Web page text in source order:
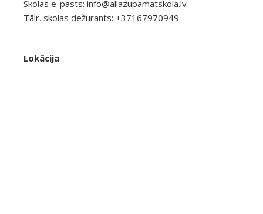
Skolas e-pasts: info@allazupamatskola.lv
Tālr. skolas dežurants: +37167970949
Lokācija